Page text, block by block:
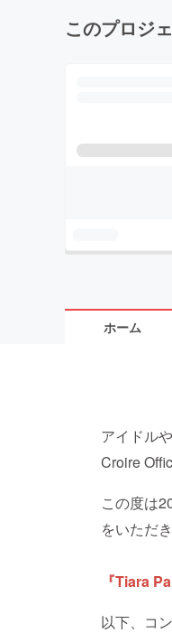
このプロジ
ホーム
アイドル
Croire
この度は
をいただ
『Tiara
以下、コ